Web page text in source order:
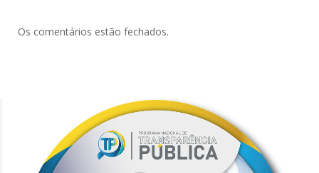
Os comentários estão fechados.